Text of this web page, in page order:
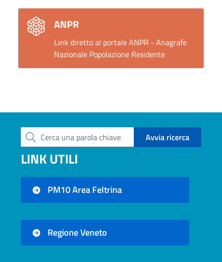
ANPR
Link diretto al portale ANPR - Anagrafe
Nazionale Popolazione Residente
Cerca una parola chiave Avvia ricerca
LINK UTILI
PM10 Area Feltrina
Regione Veneto